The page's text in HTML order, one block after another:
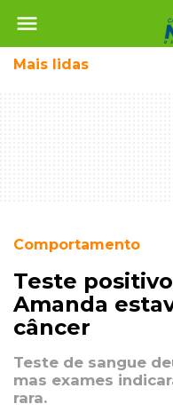
menu
Mais lidas
Comportamento
Teste
Amanda
câncer
Teste de sangue
mas exames
rara.